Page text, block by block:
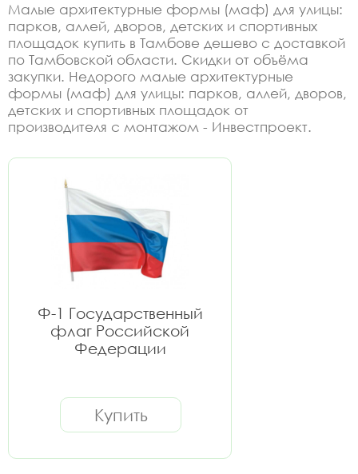
Малые архитектурные формы (маф) для улицы:
парков, аллей, дворов, детских и спортивных
площадок купить в Тамбове дешево с доставкой
по Тамбовской области. Скидки от объёма
закупки. Недорого малые архитектурные
формы (маф) для улицы: парков, аллей, дворов,
детских и спортивных площадок от
производителя с монтажом - Инвестпроект.
Ф-1 Государственный
флаг Российской
Федерации
Купить